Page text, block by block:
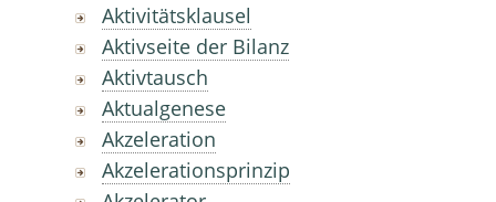
Aktivitätsklausel
Aktivseite der Bilanz
Aktivtausch
Aktualgenese
Akzeleration
Akzelerationsprinzip